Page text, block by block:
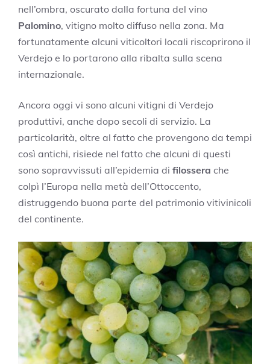
nell’ombra, oscurato dalla fortuna del vino
Palomino, vitigno molto diffuso nella zona. Ma
fortunatamente alcuni viticoltori locali riscoprirono il
Verdejo e lo portarono alla ribalta sulla scena
internazionale.
Ancora oggi vi sono alcuni vitigni di Verdejo
produttivi, anche dopo secoli di servizio. La
particolarità, oltre al fatto che provengono da tempi
così antichi, risiede nel fatto che alcuni di questi
sono sopravvissuti all’epidemia di filossera che
colpì l’Europa nella metà dell’Ottoccento,
distruggendo buona parte del patrimonio vitivinicoli
del continente.